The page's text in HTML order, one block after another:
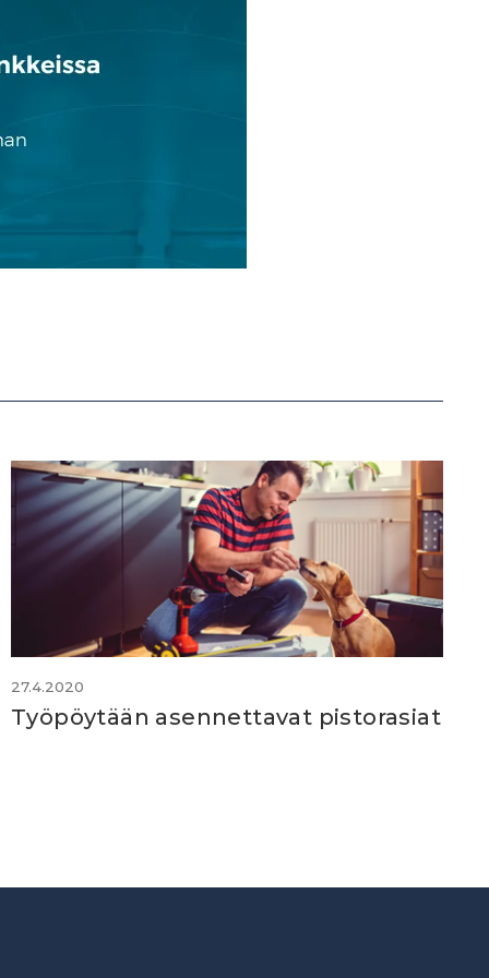
27.4.2020
Työpöytään asennettavat pistorasiat